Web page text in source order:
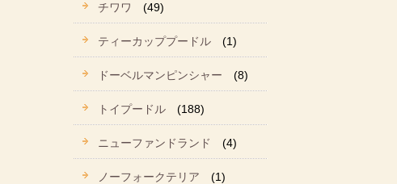
チワワ (49)
ティーカッププードル (1)
ドーベルマンピンシャー (8)
トイプードル (188)
ニューファンドランド (4)
ノーフォークテリア (1)